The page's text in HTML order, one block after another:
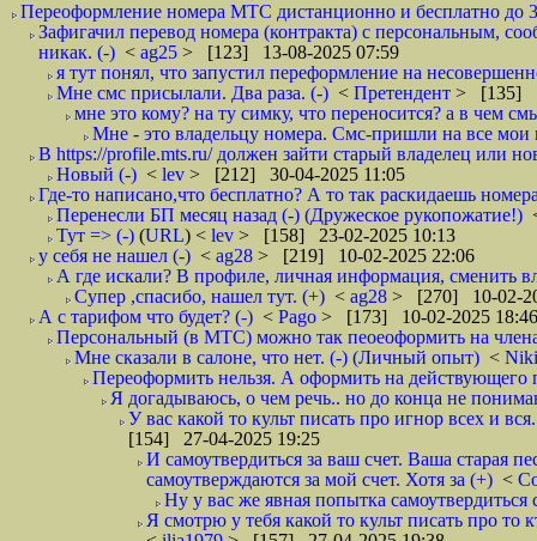
Переоформление номера МТС дистанционно и бесплатно до
Зафигачил перевод номера (контракта) с персональным,
никак. (-) < ag25 > [123] 13-08-2025 07:59
я тут понял, что запустил переформление на
Мне смс присылали. Два раза. (-) < Претендент > [135]
мне это кому? на ту симку, что переносится? а в чем
Мне - это владельцу номера. Смс-пришли на все мои
В https://profile.mts.ru/ должен зайти старый владелец или
Новый (-) < lev > [212] 30-04-2025 11:05
Где-то написано,что бесплатно? А то так раскидаешь
Перенесли БП месяц назад (-) (Дружеское рукопожатие!)
Тут => (-) (URL) < lev > [158] 23-02-2025 10:13
у себя не нашел (-) < ag28 > [219] 10-02-2025 22:06
А где искали? В профиле, личная информация, сменить
Супер ,спасибо, нашел тут. (+) < ag28 > [270] 10-02-
А с тарифом что будет? (-) < Pago > [173] 10-02-2025 18:46
Персональный (в МТС) можно так пеоеоформить на
Мне сказали в салоне, что нет. (-) (Личный опыт) <
Переоформить нельзя. А оформить на действующего
Я догадываюсь, о чем речь.. но до конца не
У вас какой то культ писать про игнор всех и
[154] 27-04-2025 19:25
И самоутвердиться за ваш счет. Ваша старая
самоутверждаются за мой счет. Хотя за (+) <
Ну у вас же явная попытка
Я смотрю у тебя какой то культ писать про